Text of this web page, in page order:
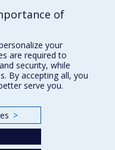
physique
of
your
are required to
security, while
By accepting all, you
serve you.
>